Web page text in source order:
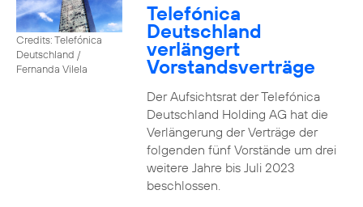
Credits: Telefónica
Deutschland /
Fernanda Vilela
Telefónica
Deutschland
verlängert
Vorstandsverträge
Der Aufsichtsrat der Telefónica
Deutschland Holding AG hat die
Verlängerung der Verträge der
folgenden fünf Vorstände um drei
weitere Jahre bis Juli 2023
beschlossen.